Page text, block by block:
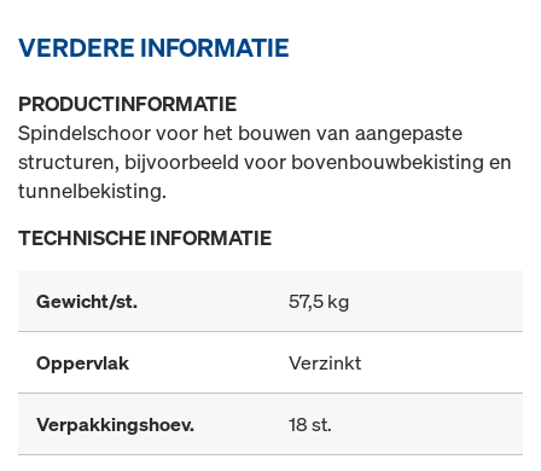
VERDERE INFORMATIE
PRODUCTINFORMATIE
Spindelschoor voor het bouwen van aangepaste
structuren, bijvoorbeeld voor bovenbouwbekisting en
tunnelbekisting.
TECHNISCHE INFORMATIE
Gewicht/st. 57,5 kg
Oppervlak Verzinkt
Verpakkingshoev. 18 st.